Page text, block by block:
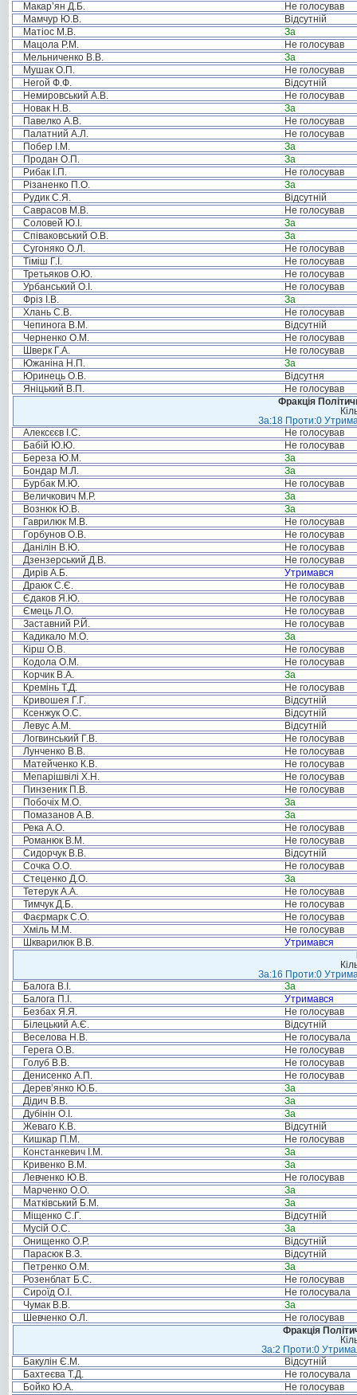
Макар’ян Д.Б.
Не голосував
Мамчур Ю.В.
Відсутній
Матіос М.В.
За
Мацола Р.М.
Не голосував
Мельниченко В.В.
За
Мушак О.П.
Не голосував
Негой Ф.Ф.
Відсутній
Немировський А.В.
Не голосував
Новак Н.В.
За
Павелко А.В.
Не голосував
Палатний А.Л.
Не голосував
Побер І.М.
За
Продан О.П.
За
Рибак І.П.
Не голосував
Різаненко П.О.
За
Рудик С.Я.
Відсутній
Саврасов М.В.
Не голосував
Соловей Ю.І.
За
Співаковський О.В.
За
Сугоняко О.Л.
Не голосував
Тіміш Г.І.
Не голосував
Третьяков О.Ю.
Не голосував
Урбанський О.І.
Не голосував
Фріз І.В.
За
Хлань С.В.
Не голосував
Чепинога В.М.
Відсутній
Черненко О.М.
Не голосував
Шверк Г.А.
Не голосував
Южаніна Н.П.
За
Юринець О.В.
Відсутня
Яніцький В.П.
Не голосував
Фракція
За:18 Проти:0
Алексєєв І.С.
Не голосував
Бабій Ю.Ю.
Не голосував
Береза Ю.М.
За
Бондар М.Л.
За
Бурбак М.Ю.
Не голосував
Величкович М.Р.
За
Вознюк Ю.В.
За
Гаврилюк М.В.
Не голосував
Горбунов О.В.
Не голосував
Данілін В.Ю.
Не голосував
Дзензерський Д.В.
Не голосував
Дирів А.Б.
Утримався
Драюк С.Є.
Не голосував
Єдаков Я.Ю.
Не голосував
Ємець Л.О.
Не голосував
Заставний Р.Й.
Не голосував
Кадикало М.О.
За
Кірш О.В.
Не голосував
Кодола О.М.
Не голосував
Корчик В.А.
За
Кремінь Т.Д.
Не голосував
Кривошея Г.Г.
Відсутній
Ксенжук О.С.
Відсутній
Левус А.М.
Відсутній
Логвинський Г.В.
Не голосував
Лунченко В.В.
Не голосував
Матейченко К.В.
Не голосував
Мепарішвілі Х.Н.
Не голосував
Пинзеник П.В.
Не голосував
Побочіх М.О.
За
Помазанов А.В.
За
Река А.О.
Не голосував
Романюк В.М.
Не голосував
Сидорчук В.В.
Відсутній
Сочка О.О.
Не голосував
Стеценко Д.О.
За
Тетерук А.А.
Не голосував
Тимчук Д.Б.
Не голосував
Фаєрмарк С.О.
Не голосував
Хміль М.М.
Не голосував
Шкварилюк В.В.
Утримався
За:16 Проти:0
Балога В.І.
За
Балога П.І.
Утримався
Безбах Я.Я.
Не голосував
Білецький А.Є.
Відсутній
Веселова Н.В.
Не голосувала
Герега О.В.
Не голосував
Голуб В.В.
Не голосував
Денисенко А.П.
Не голосував
Дерев’янко Ю.Б.
За
Дідич В.В.
За
Дубінін О.І.
За
Жеваго К.В.
Відсутній
Кишкар П.М.
Не голосував
Констанкевич І.М.
За
Кривенко В.М.
За
Левченко Ю.В.
Не голосував
Марченко О.О.
За
Матківський Б.М.
За
Міщенко С.Г.
Відсутній
Мусій О.С.
За
Онищенко О.Р.
Відсутній
Парасюк В.З.
Відсутній
Петренко О.М.
За
Розенблат Б.С.
Не голосував
Сироїд О.І.
Не голосувала
Чумак В.В.
За
Шевченко О.Л.
Не голосував
Фракція
За:2 Проти:0
Бакулін Є.М.
Відсутній
Бахтеєва Т.Д.
Не голосувала
Бойко Ю.А.
Не голосував